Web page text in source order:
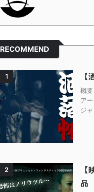
RECOMMEND
1
概
ア
ジ
2
品